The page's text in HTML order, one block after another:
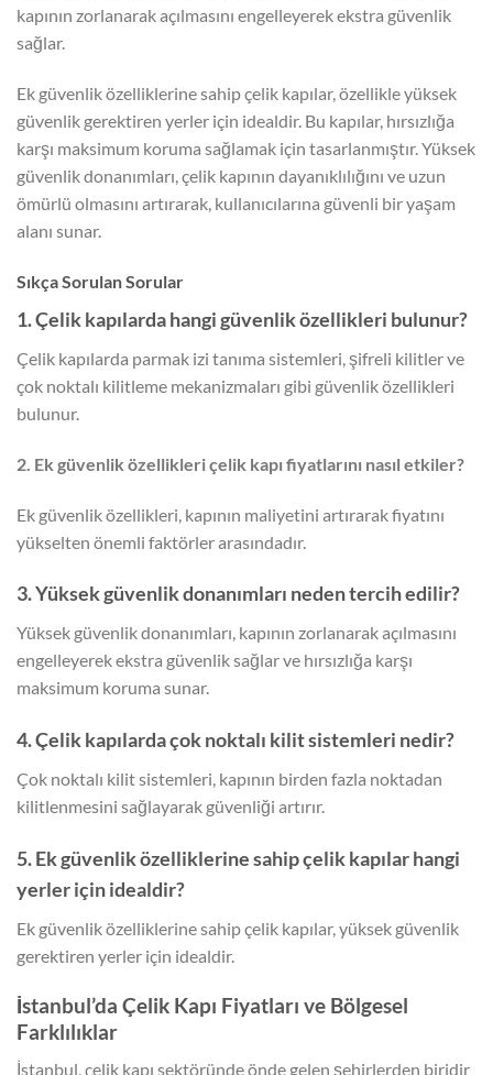
kapının zorlanarak açılmasını engelleyerek ekstra güvenlik
sağlar.
Ek güvenlik özelliklerine sahip çelik kapılar, özellikle yüksek
güvenlik gerektiren yerler için idealdir. Bu kapılar, hırsızlığa
karşı maksimum koruma sağlamak için tasarlanmıştır. Yüksek
güvenlik donanımları, çelik kapının dayanıklılığını ve uzun
ömürlü olmasını artırarak, kullanıcılarına güvenli bir yaşam
alanı sunar.
Sıkça Sorulan Sorular
1. Çelik kapılarda hangi güvenlik özellikleri bulunur?
Çelik kapılarda parmak izi tanıma sistemleri, şifreli kilitler ve
çok noktalı kilitleme mekanizmaları gibi güvenlik özellikleri
bulunur.
2. Ek güvenlik özellikleri çelik kapı fiyatlarını nasıl etkiler?
Ek güvenlik özellikleri, kapının maliyetini artırarak fiyatını
yükselten önemli faktörler arasındadır.
3. Yüksek güvenlik donanımları neden tercih edilir?
Yüksek güvenlik donanımları, kapının zorlanarak açılmasını
engelleyerek ekstra güvenlik sağlar ve hırsızlığa karşı
maksimum koruma sunar.
4. Çelik kapılarda çok noktalı kilit sistemleri nedir?
Çok noktalı kilit sistemleri, kapının birden fazla noktadan
kilitlenmesini sağlayarak güvenliği artırır.
5. Ek güvenlik özelliklerine sahip çelik kapılar hangi
yerler için idealdir?
Ek güvenlik özelliklerine sahip çelik kapılar, yüksek güvenlik
gerektiren yerler için idealdir.
İstanbul’da Çelik Kapı Fiyatları ve Bölgesel
Farklılıklar
İstanbul, çelik kapı sektöründe önde gelen şehirlerden biridir